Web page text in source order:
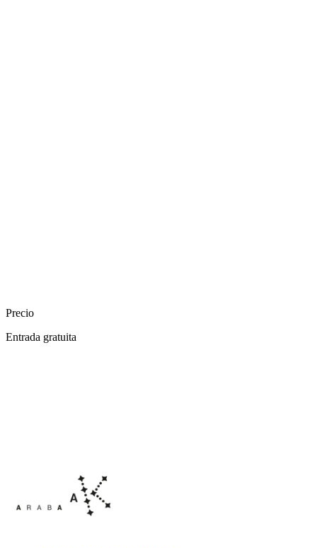
Precio
Entrada gratuita